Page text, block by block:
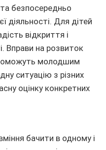
безпосередньо
діяльності. Для дітей
відкриття і
Вправи на розвиток
молодшим
ситуацію з різних
оцінку конкретних
бачити в одному і